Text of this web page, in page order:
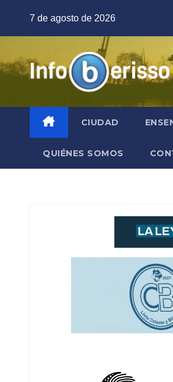
7 de agosto de 2026
CIUDAD
QUIÉNES SOMOS